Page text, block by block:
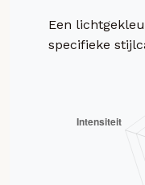
Een
specifieke